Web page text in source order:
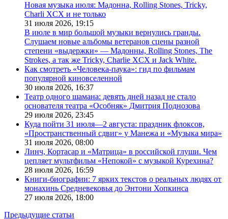
Новая музыка июля: Мадонна, Rolling Stones, Tricky,
Charli XCX и не только
31 июля 2026, 19:15
В июле в мир большой музыки вернулись гранды.
Слушаем новые альбомы ветеранов сцены разной
степени «выдержки» — Мадонны, Rolling Stones, The
Strokes, а так же Tricky, Charlie XCX и Jack White.
Как смотреть «Человека-паука»: гид по фильмам
популярной киновселенной
30 июля 2026, 16:37
Театр одного шамана: девять дней назад не стало
основателя театра «Особняк» Дмитрия Поднозова
29 июля 2026, 23:45
Куда пойти 31 июля—2 августа: праздник флоксов,
«Пространственный сдвиг» у Манежа и «Музыка мира»
31 июля 2026, 08:00
Линч, Кортасар и «Матрица» в российской глуши. Чем
цепляет мультфильм «Непокой» с музыкой Курехина?
28 июля 2026, 16:59
Книги-биографии: 7 ярких текстов о реальных людях от
монахинь Средневековья до Энтони Хопкинса
27 июля 2026, 18:00
Предыдущие статьи